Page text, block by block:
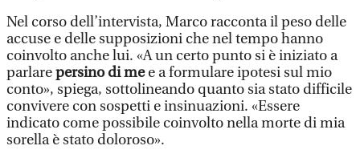
Nel corso dell’intervista, Marco racconta il peso delle
accuse e delle supposizioni che nel tempo hanno
coinvolto anche lui. «A un certo punto si è iniziato a
parlarepersino di mee a formulare ipotesi sul mio
conto», spiega, sottolineando quanto sia stato difficile
convivere con sospetti e insinuazioni. «Essere
indicato come possibile coinvolto nella morte di mia
sorella è stato doloroso».